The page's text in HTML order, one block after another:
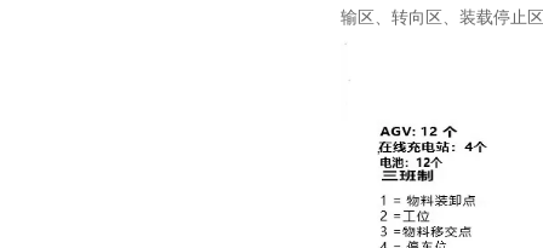
输区、转向区、装载停止